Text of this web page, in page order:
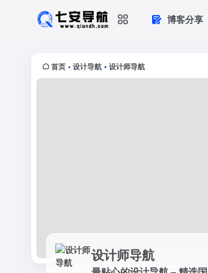
博客分享
首页 • 设计导航 • 设计师导航
设计师导航